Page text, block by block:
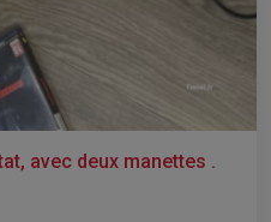
avec deux manettes .